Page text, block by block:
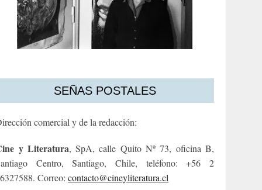
SEÑAS POSTALES
comercial y de la redacción:
y Literatura, SpA, calle Quito Nº 73, oficina B,
Centro, Santiago, Chile, teléfono: +56 2
Correo:contacto@cineyliteratura.cl